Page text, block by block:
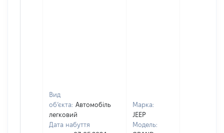
Вид
об’єкта: Автомобіль
легковий
Дата набуття
Марка:
JEEP
Модель: